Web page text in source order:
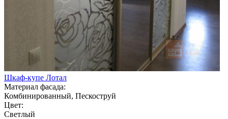
Шкаф-купе Лотал
Материал фасада:
Комбинированный, Пескоструй
Цвет:
Светлый